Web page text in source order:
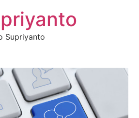
Supriyanto